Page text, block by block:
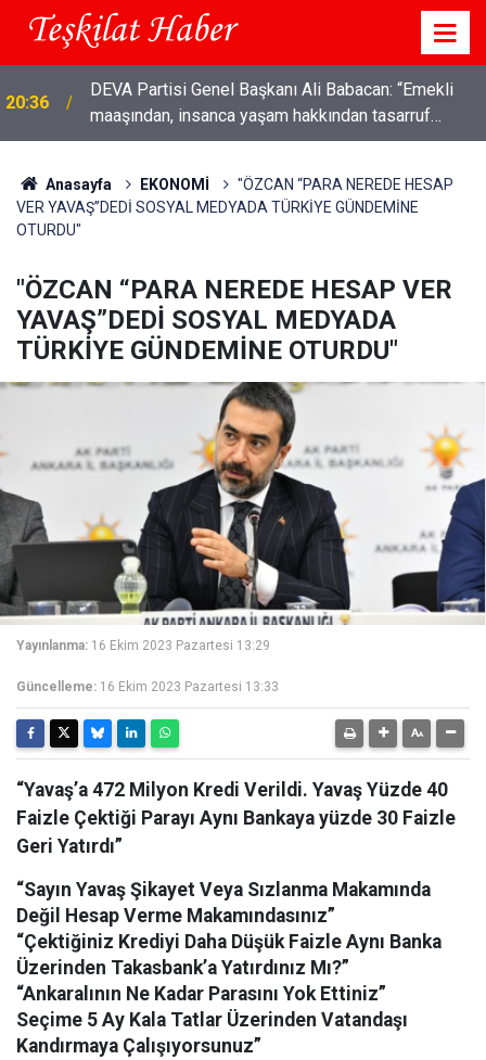
20:36
DEVA Partisi Genel Başkanı Ali Babacan: “Emekli
maaşından, insanca yaşam hakkından tasarruf
olmaz"
Anasayfa EKONOMİ
"ÖZCAN “PARA NEREDE HESAP
VER YAVAŞ”DEDİ SOSYAL MEDYADA TÜRKİYE GÜNDEMİNE
OTURDU"
"ÖZCAN “PARA NEREDE HESAP VER
YAVAŞ”DEDİ SOSYAL MEDYADA
TÜRKİYE GÜNDEMİNE OTURDU"
Yayınlanma: 16 Ekim 2023 Pazartesi 13:29
Güncelleme: 16 Ekim 2023 Pazartesi 13:33
“Yavaş’a 472 Milyon Kredi Verildi. Yavaş Yüzde 40
Faizle Çektiği Parayı Aynı Bankaya yüzde 30 Faizle
Geri Yatırdı”
“Sayın Yavaş Şikayet Veya Sızlanma Makamında
Değil Hesap Verme Makamındasınız”
“Çektiğiniz Krediyi Daha Düşük Faizle Aynı Banka
Üzerinden Takasbank’a Yatırdınız Mı?”
“Ankaralının Ne Kadar Parasını Yok Ettiniz”
Seçime 5 Ay Kala Tatlar Üzerinden Vatandaşı
Kandırmaya Çalışıyorsunuz”